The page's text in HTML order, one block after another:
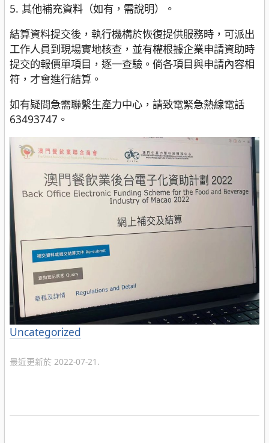
5. 其他補充資料（如有，需說明）。
結算資料提交後，執行機構於恢復提供服務時，可派出
工作人員到現場實地核查，並有權根據企業申請資助時
提交的報價單項目，逐一查驗。倘各項目與申請內容相
符，才會進行結算。
如有疑問急需聯繫生產力中心，請致電緊急熱線電話
63493747。
分
Uncategorized
最近更新於 2022-07-21.